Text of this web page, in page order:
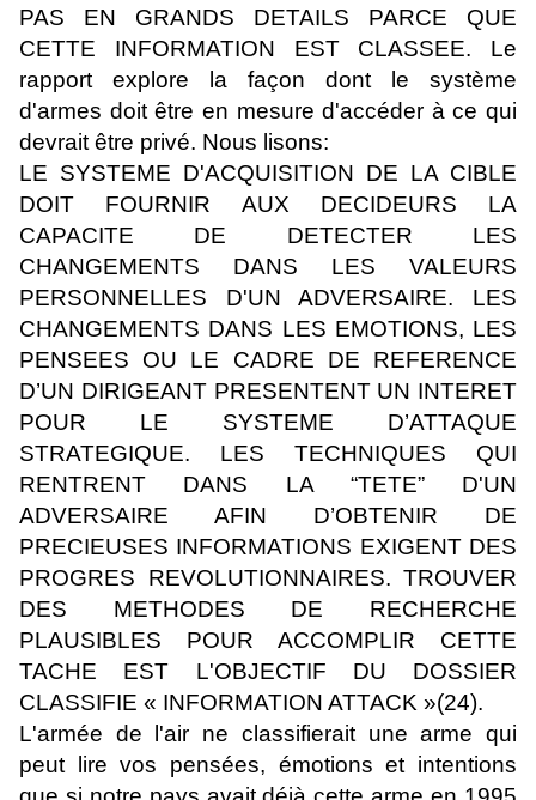
PAS EN GRANDS DETAILS PARCE QUE
CETTE INFORMATION EST CLASSEE. Le
rapport explore la façon dont le système
d'armes doit être en mesure d'accéder à ce qui
devrait être privé. Nous lisons:
LE SYSTEME D'ACQUISITION DE LA CIBLE
DOIT FOURNIR AUX DECIDEURS LA
CAPACITE DE DETECTER LES
CHANGEMENTS DANS LES VALEURS
PERSONNELLES D'UN ADVERSAIRE. LES
CHANGEMENTS DANS LES EMOTIONS, LES
PENSEES OU LE CADRE DE REFERENCE
D’UN DIRIGEANT PRESENTENT UN INTERET
POUR LE SYSTEME D’ATTAQUE
STRATEGIQUE. LES TECHNIQUES QUI
RENTRENT DANS LA “TETE” D'UN
ADVERSAIRE AFIN D’OBTENIR DE
PRECIEUSES INFORMATIONS EXIGENT DES
PROGRES REVOLUTIONNAIRES. TROUVER
DES METHODES DE RECHERCHE
PLAUSIBLES POUR ACCOMPLIR CETTE
TACHE EST L'OBJECTIF DU DOSSIER
CLASSIFIE « INFORMATION ATTACK »(24).
L'armée de l'air ne classifierait une arme qui
peut lire vos pensées, émotions et intentions